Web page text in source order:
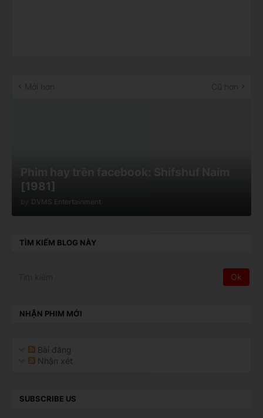
[1981]
DVMS Entertainment
TÌM KIẾM BLOG NÀY
NHẬN PHIM MỚI
Bài đăng
Nhận xét
SUBSCRIBE US